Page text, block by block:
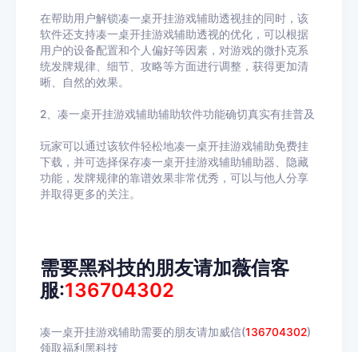
在帮助用户解锁凑一桌开挂游戏辅助透视挂的同时，该
软件还支持凑一桌开挂游戏辅助透视的优化，可以根据
用户的设备配置和个人偏好等因素，对游戏的微扑克系
统发牌规律、细节、攻略等方面进行调整，获得更加清
晰、自然的效果。
2、凑一桌开挂游戏辅助辅助软件功能确切真实有挂普及
玩家可以通过该软件轻松地凑一桌开挂游戏辅助免费挂
下载，并可选择保存凑一桌开挂游戏辅助辅助器、隐藏
功能，发牌规律的靠谱效果非常优秀，可以与他人分享
并取得更多的关注。
需要黑科技的朋友请加薇信客
服:136704302
凑一桌开挂游戏辅助需要的朋友请加威信(136704302)
领取福利黑科技